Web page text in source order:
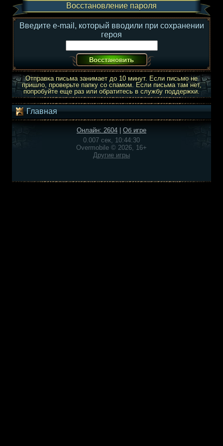
Восстановление пароля
Введите e-mail, который вводили при сохранении
героя
Отправка письма занимает до 10 минут. Если письмо не
пришло, проверьте папку со спамом. Если письма там нет,
попробуйте еще раз или обратитесь в службу поддержки.
Главная
Онлайн: 2604
Об игре
0.007 сек, 10:44:30
Overmobile © 2026, 16+
Другие игры